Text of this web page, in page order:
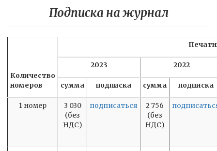
Подписка на журнал
Количество
номеров
2023 2022
сумма подписка сумма подписка
1 номер
3 030
(без
НДС)
подписаться
2 756
(без
НДС)